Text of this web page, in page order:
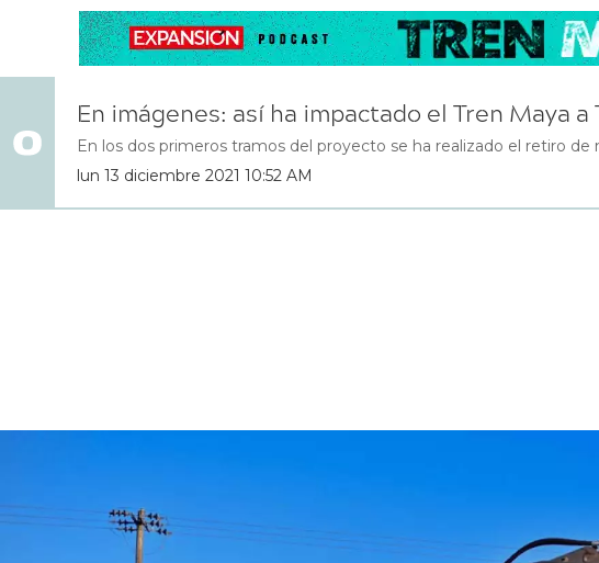
En imágenes: así ha impactado el Tren Maya
En los dos primeros tramos del proyecto se ha realizado el retiro
lun 13 diciembre 2021 10:52 AM